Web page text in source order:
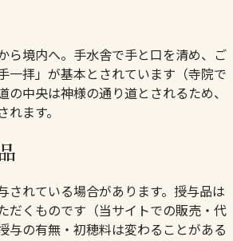
ら境内へ。手水舎で手と口を清め、ご
一拝」が基本とされています（寺院で
の中央は神様の通り道とされるため、
ます。
されている場合があります。授与品は
だくものです（当サイトでの販売・代
与の有無・初穂料は変わることがある